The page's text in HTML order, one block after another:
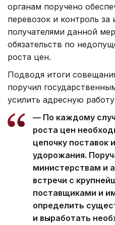
органам поручено
перевозок и контроль за
получателями данной
обязательств по
роста цен.
Подводя итоги
поручил
усилить адресную
— По каждому
роста цен
цепочку поставок
удорожания.
министерствам и
встречи с
поставщиками и
определить
и выработать